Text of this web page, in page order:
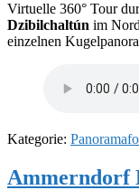
Virtuelle 360° Tour
Dzibilchaltún im
einzelnen
Kategorie:
Ammerndorf